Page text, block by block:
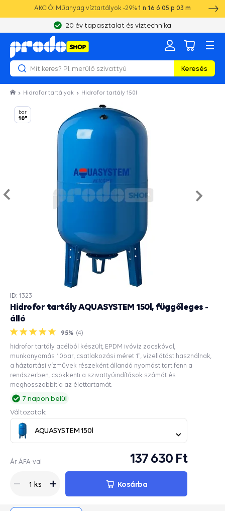
AKCIÓ: Műanyag víztartályok -29% 1 n 16 ó 05 p 02 m
20 év tapasztalat és víztechnika
Keresés
Hidrofor tartályok Hidrofor tartály 150l
bar
10"
Hidrofor tartály AQUASYSTEM 150l, függőleges -
álló
95% (4)
ID: 1323
hidrofor tartály acélból készült, EPDM ivóvíz zacskóval,
munkanyomás 10bar, csatlakozási méret 1", vízellátást használnak,
a háztartási vízművek részeként állandó nyomást tart fenn a
rendszerben, csökkenti a szivattyúindítások számát és
meghosszabbítja az élettartamát.
7 napon belül
Változatok:
AQUASYSTEM 150l
Ár ÁFA-val 137 630 Ft
1 ks Kosárba